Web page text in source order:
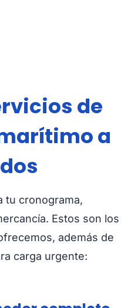
de
a
tu cronograma,
Estos son los
además de
carga urgente: